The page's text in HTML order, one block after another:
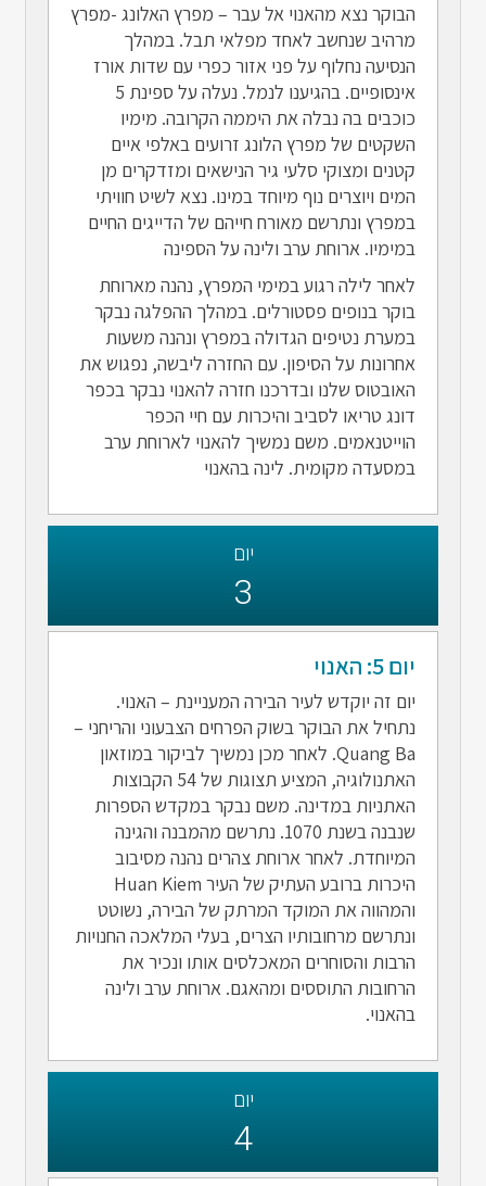
הבוקר נצא מהאנוי אל עבר – מפרץ האלונג -מפרץ
מרהיב שנחשב לאחד מפלאי תבל. במהלך
הנסיעה נחלוף על פני אזור כפרי עם שדות אורז
אינסופיים. בהגיענו לנמל. נעלה על ספינת 5
כוכבים בה נבלה את היממה הקרובה. מימיו
השקטים של מפרץ הלונג זרועים באלפי איים
קטנים ומצוקי סלעי גיר הנישאים ומזדקרים מן
המים ויוצרים נוף מיוחד במינו. נצא לשיט חוויתי
במפרץ ונתרשם מאורח חייהם של הדייגים החיים
במימיו. ארוחת ערב ולינה על הספינה
לאחר לילה רגוע במימי המפרץ, נהנה מארוחת
בוקר בנופים פסטורלים. במהלך ההפלגה נבקר
במערת נטיפים הגדולה במפרץ ונהנה משעות
אחרונות על הסיפון. עם החזרה ליבשה, נפגוש את
האובטוס שלנו ובדרכנו חזרה להאנוי נבקר בכפר
דונג טריאו לסביב והיכרות עם חיי הכפר
הוייטנאמים. משם נמשיך להאנוי לארוחת ערב
במסעדה מקומית. לינה בהאנוי
יום
3
יום 5: האנוי
יום זה יוקדש לעיר הבירה המעניינת – האנוי.
נתחיל את הבוקר בשוק הפרחים הצבעוני והריחני –
Quang Ba. לאחר מכן נמשיך לביקור במוזאון
האתנולוגיה, המציע תצוגות של 54 הקבוצות
האתניות במדינה. משם נבקר במקדש הספרות
שנבנה בשנת 1070. נתרשם מהמבנה והגינה
המיוחדת. לאחר ארוחת צהרים נהנה מסיבוב
היכרות ברובע העתיק של העיר Huan Kiem
והמהווה את המוקד המרתק של הבירה, נשוטט
ונתרשם מרחובותיו הצרים, בעלי המלאכה החנויות
הרבות והסוחרים המאכלסים אותו ונכיר את
הרחובות התוססים ומהאגם. ארוחת ערב ולינה
בהאנוי.
יום
4